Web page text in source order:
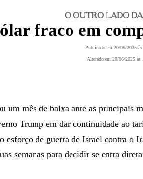
O OUTRO LADO
fraco em
Publicado em 20/06/2025
Alterado em 20/06/2025 às
um mês de baixa ante as principais
Trump em dar continuidade ao
esforço de guerra de Israel contra o
semanas para decidir se entra